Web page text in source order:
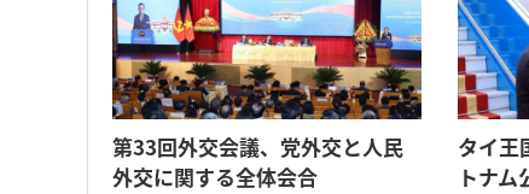
第33回外交会議、党外交と人民
外交に関する全体会合
タイ王
トナ